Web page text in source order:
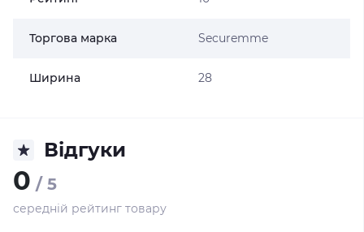
Торгова марка Securemme
Ширина 28
Відгуки
0 / 5
середній рейтинг товару